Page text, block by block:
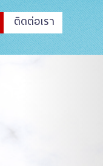
ติดต่อเรา